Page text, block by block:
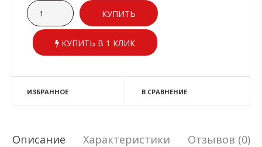
КУПИТЬ В 1 КЛИК
ИЗБРАННОЕ В СРАВНЕНИЕ
Описание Характеристики Отзывов (0)